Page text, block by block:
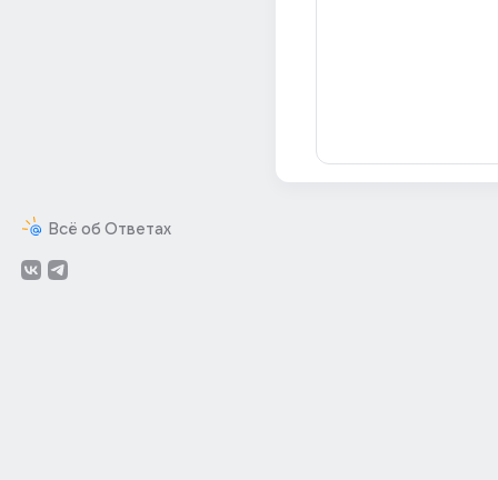
Всё об Ответах